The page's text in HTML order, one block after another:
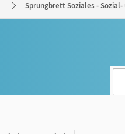
Sprungbrett Soziales -